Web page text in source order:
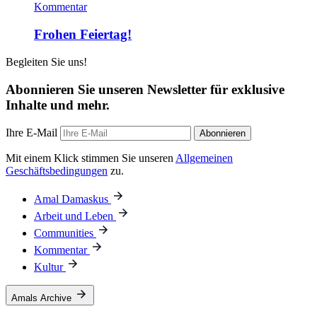
Kommentar
Frohen Feiertag!
Begleiten Sie uns!
Abonnieren Sie unseren Newsletter für exklusive
Inhalte und mehr.
Ihre E-Mail Abonnieren
Mit einem Klick stimmen Sie unseren Allgemeinen
Geschäftsbedingungen zu.
Amal Damaskus
Arbeit und Leben
Communities
Kommentar
Kultur
Amals Archive